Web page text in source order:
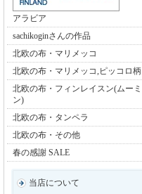
アラビア
sachikoginさんの作品
北欧の布・マリメッコ
北欧の布・マリメッコ,ピッコロ柄
北欧の布・フィンレイスン(ムーミ
ン)
北欧の布・タンペラ
北欧の布・その他
春の感謝 SALE
当店について